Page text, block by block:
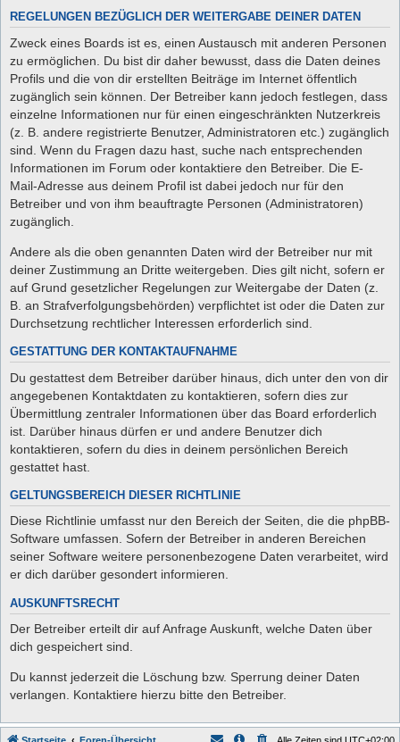
REGELUNGEN BEZÜGLICH DER WEITERGABE DEINER DATEN
Zweck eines Boards ist es, einen Austausch mit anderen Personen
zu ermöglichen. Du bist dir daher bewusst, dass die Daten deines
Profils und die von dir erstellten Beiträge im Internet öffentlich
zugänglich sein können. Der Betreiber kann jedoch festlegen, dass
einzelne Informationen nur für einen eingeschränkten Nutzerkreis
(z. B. andere registrierte Benutzer, Administratoren etc.) zugänglich
sind. Wenn du Fragen dazu hast, suche nach entsprechenden
Informationen im Forum oder kontaktiere den Betreiber. Die E-
Mail-Adresse aus deinem Profil ist dabei jedoch nur für den
Betreiber und von ihm beauftragte Personen (Administratoren)
zugänglich.
Andere als die oben genannten Daten wird der Betreiber nur mit
deiner Zustimmung an Dritte weitergeben. Dies gilt nicht, sofern er
auf Grund gesetzlicher Regelungen zur Weitergabe der Daten (z.
B. an Strafverfolgungsbehörden) verpflichtet ist oder die Daten zur
Durchsetzung rechtlicher Interessen erforderlich sind.
GESTATTUNG DER KONTAKTAUFNAHME
Du gestattest dem Betreiber darüber hinaus, dich unter den von dir
angegebenen Kontaktdaten zu kontaktieren, sofern dies zur
Übermittlung zentraler Informationen über das Board erforderlich
ist. Darüber hinaus dürfen er und andere Benutzer dich
kontaktieren, sofern du dies in deinem persönlichen Bereich
gestattet hast.
GELTUNGSBEREICH DIESER RICHTLINIE
Diese Richtlinie umfasst nur den Bereich der Seiten, die die phpBB-
Software umfassen. Sofern der Betreiber in anderen Bereichen
seiner Software weitere personenbezogene Daten verarbeitet, wird
er dich darüber gesondert informieren.
AUSKUNFTSRECHT
Der Betreiber erteilt dir auf Anfrage Auskunft, welche Daten über
dich gespeichert sind.
Du kannst jederzeit die Löschung bzw. Sperrung deiner Daten
verlangen. Kontaktiere hierzu bitte den Betreiber.